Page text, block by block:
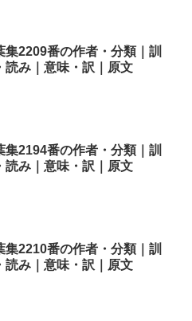
集2209番の作者・分類｜訓
読み｜意味・訳｜原文
集2194番の作者・分類｜訓
読み｜意味・訳｜原文
集2210番の作者・分類｜訓
読み｜意味・訳｜原文